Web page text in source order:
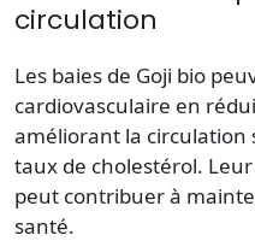
circulation
Les baies de Goji bio
cardiovasculaire en
améliorant la circulation
taux de cholestérol.
peut contribuer à
santé.